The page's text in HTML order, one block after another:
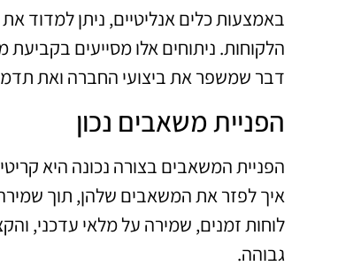
באמצעות כלים אנליטיים, ניתן למדוד
הלקוחות. ניתוחים אלו מסייעים
דבר שמשפר את ביצועי החברה ואת
הפניית משאבים נכון
הפניית המשאבים בצורה נכונה היא
איך לפזר את המשאבים שלהן, תוך שמירה
לוחות זמנים, שמירה על מלאי עדכני,
גבוהה.